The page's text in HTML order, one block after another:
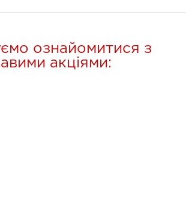
ознайомитися з
акціями: